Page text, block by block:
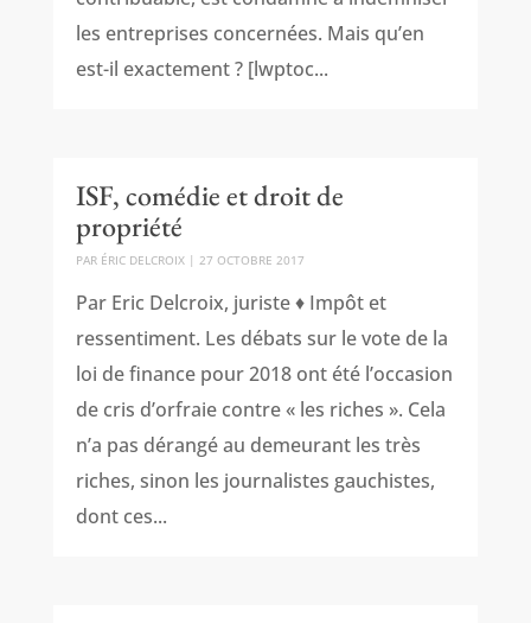
les entreprises concernées. Mais qu’en
est-il exactement ? [lwptoc...
ISF, comédie et droit de
propriété
PAR ÉRIC DELCROIX| 27 OCTOBRE 2017
Par Eric Delcroix, juriste ♦ Impôt et
ressentiment. Les débats sur le vote de la
loi de finance pour 2018 ont été l’occasion
de cris d’orfraie contre « les riches ». Cela
n’a pas dérangé au demeurant les très
riches, sinon les journalistes gauchistes,
dont ces...